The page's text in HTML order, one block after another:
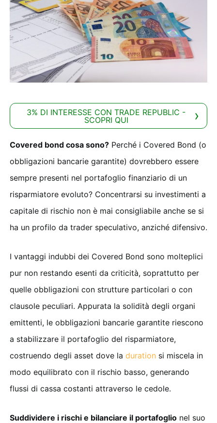
3% DI INTERESSE CON TRADE REPUBLIC -
SCOPRI QUI
Covered bond cosa sono? Perché i Covered Bond (o
obbligazioni bancarie garantite) dovrebbero essere
sempre presenti nel portafoglio finanziario di un
risparmiatore evoluto? Concentrarsi su investimenti a
capitale di rischio non è mai consigliabile anche se si
ha un profilo da trader speculativo, anziché difensivo.
I vantaggi indubbi dei Covered Bond sono molteplici
pur non restando esenti da criticità, soprattutto per
quelle obbligazioni con strutture particolari o con
clausole peculiari. Appurata la solidità degli organi
emittenti, le obbligazioni bancarie garantite riescono
a stabilizzare il portafoglio del risparmiatore,
costruendo degli asset dove la duration si miscela in
modo equilibrato con il rischio basso, generando
flussi di cassa costanti attraverso le cedole.
Suddividere i rischi e bilanciare il portafoglio nel suo